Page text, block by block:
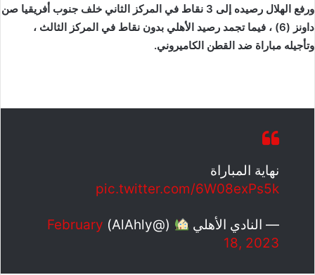
ورفع الهلال رصيده إلى 3 نقاط في المركز الثاني خلف جنوب أفريقيا صن
داونز (6) ، فيما تجمد رصيد الأهلي بدون نقاط في المركز الثالث ،
وتأجيله مباراة ضد القطن الكاميروني.
نهاية المباراة
pic.twitter.com/6W08exPs5k
— ‏النادي الأهلي (@AlAhly)
February
18, 2023